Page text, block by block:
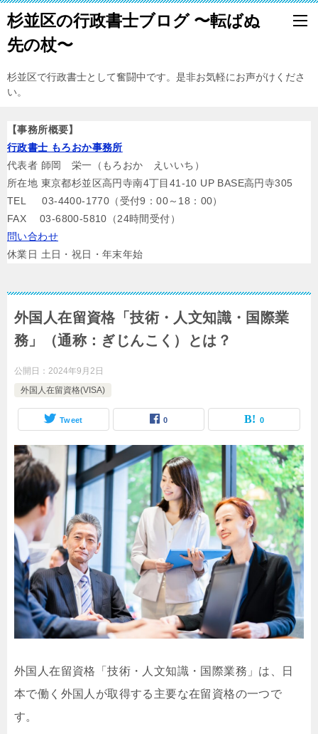
杉並区の行政書士ブログ 〜転ばぬ
先の杖〜
杉並区で行政書士として奮闘中です。是非お気軽にお声がけくださ
い。
【事務所概要】
行政書士 もろおか事務所
代表者 師岡 栄一（もろおか えいいち）
所在地 東京都杉並区高円寺南4丁目41-10 UP BASE高円寺305
TEL 03-4400-1770（受付9：00～18：00）
FAX 03-6800-5810（24時間受付）
問い合わせ
休業日 土日・祝日・年末年始
外国人在留資格「技術・人文知識・国際業
務」（通称：ぎじんこく）とは？
公開日： 2024年9月2日
外国人在留資格(VISA)
Tweet 0 0
外国人在留資格「技術・人文知識・国際業務」は、日
本で働く外国人が取得する主要な在留資格の一つで
す。